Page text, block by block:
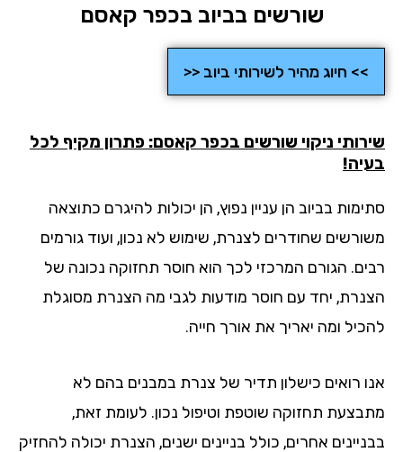
שורשים בביוב בכפר קאסם
>> חיוג מהיר לשירותי ביוב <<
ניקוי שורשים בכפר קאסם: פתרון מקיף לכל
בביוב הן עניין נפוץ, הן יכולות להיגרם כתוצאה
שחודרים לצנרת, שימוש לא נכון, ועוד גורמים
הגורם המרכזי לכך הוא חוסר תחזוקה נכונה של
יחד עם חוסר מודעות לגבי מה הצנרת מסוגלת
ומה יאריך את אורך חייה.
רואים כישלון תדיר של צנרת במבנים בהם לא
תחזוקה שוטפת וטיפול נכון. לעומת זאת,
אחרים, כולל בניינים ישנים, הצנרת יכולה להחזיק